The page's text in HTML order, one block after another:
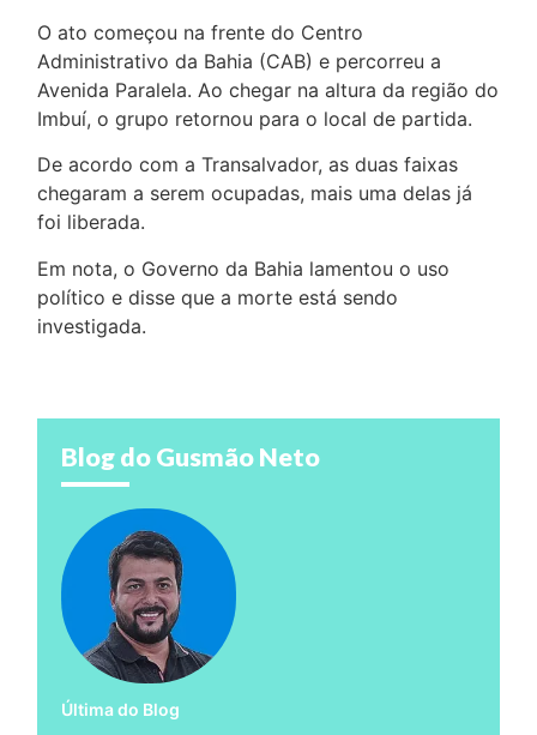
O ato começou na frente do Centro
Administrativo da Bahia (CAB) e percorreu a
Avenida Paralela. Ao chegar na altura da região do
Imbuí, o grupo retornou para o local de partida.
De acordo com a Transalvador, as duas faixas
chegaram a serem ocupadas, mais uma delas já
foi liberada.
Em nota, o Governo da Bahia lamentou o uso
político e disse que a morte está sendo
investigada.
Blog do Gusmão Neto
Última do Blog